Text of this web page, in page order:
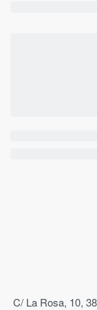
C/ La Rosa, 10,